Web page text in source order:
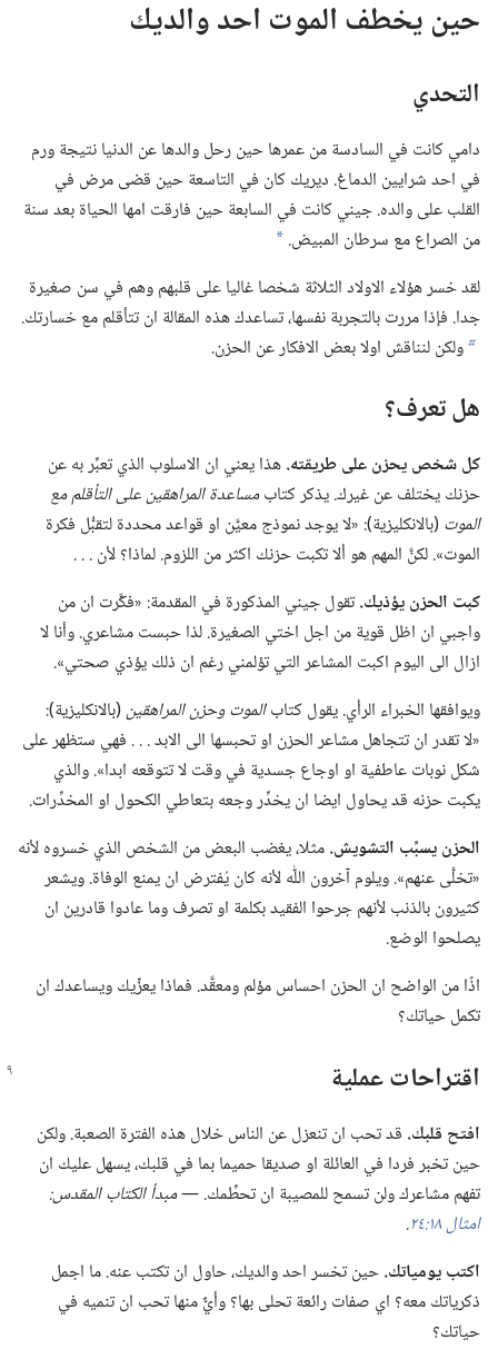
حين يخطف الموت احد والديك
التحدي
دامي كانت في السادسة من عمرها حين رحل والدها عن الدنيا نتيجة ورم
في احد شرايين الدماغ.‏ ديريك كان في التاسعة حين قضى مرض في
القلب على والده.‏ جيني كانت في السابعة حين فارقت امها الحياة بعد سنة
من الصراع مع سرطان المبيض.‏ a
لقد خسر هؤلاء الاولاد الثلاثة شخصا غاليا على قلبهم وهم في سن صغيرة
جدا.‏ فإذا مررت بالتجربة نفسها،‏ تساعدك هذه المقالة ان تتأقلم مع خسارتك.‏
bولكن لنناقش اولا بعض الافكار عن الحزن.‏
هل تعرف؟‏
كل شخص يحزن على طريقته.‏هذا يعني ان الاسلوب الذي تعبِّر به عن
حزنك يختلف عن غيرك.‏ يذكر كتابمساعدة المراهقين على التأقلم مع
الموت(‏بالانكليزية)‏:‏ «لا يوجد نموذج معيَّن او قواعد محددة لتقبُّل فكرة
الموت».‏ لكنَّ المهم هو ألا تكبت حزنك اكثر من اللزوم.‏ لماذا؟‏ لأن .‏ .‏ .‏
كبت الحزن يؤذيك.‏تقول جيني المذكورة في المقدمة:‏ «فكَّرت ان من
واجبي ان اظل قوية من اجل اختي الصغيرة.‏ لذا حبست مشاعري.‏ وأنا لا
ازال الى اليوم اكبت المشاعر التي تؤلمني رغم ان ذلك يؤذي صحتي».‏
ويوافقها الخبراء الرأي.‏ يقول كتابالموت وحزن المراهقين(‏بالانكليزية)‏:‏
«لا تقدر ان تتجاهل مشاعر الحزن او تحبسها الى الابد .‏ .‏ .‏ فهي ستظهر على
شكل نوبات عاطفية او اوجاع جسدية في وقت لا تتوقعه ابدا».‏ والذي
يكبت حزنه قد يحاول ايضا ان يخدِّر وجعه بتعاطي الكحول او المخدِّرات.‏
الحزن يسبِّب التشويش.‏مثلا،‏ يغضب البعض من الشخص الذي خسروه لأنه
«تخلَّى عنهم».‏ ويلوم آخرون اللّٰه لأنه كان يُفترض ان يمنع الوفاة.‏ ويشعر
كثيرون بالذنب لأنهم جرحوا الفقيد بكلمة او تصرف وما عادوا قادرين ان
يصلحوا الوضع.‏
اذًا من الواضح ان الحزن احساس مؤلم ومعقَّد.‏ فماذا يعزِّيك ويساعدك ان
تكمل حياتك؟‏
اقتراحات عملية
افتح قلبك.‏ قد تحب ان تنعزل عن الناس خلال هذه الفترة الصعبة.‏ ولكن
حين تخبر فردا في العائلة او صديقا حميما بما في قلبك،‏ يسهل عليك ان
تفهم مشاعرك ولن تسمح للمصيبة ان تحطِّمك.‏ —‏مبدأ الكتاب المقدس:‏
امثال ١٨:‏٢٤
‏.‏
اكتب يومياتك.‏حين تخسر احد والديك،‏ حاول ان تكتب عنه.‏ ما اجمل
ذكرياتك معه؟‏ اي صفات رائعة تحلى بها؟‏ وأيٌّ منها تحب ان تنميه في
حياتك؟‏